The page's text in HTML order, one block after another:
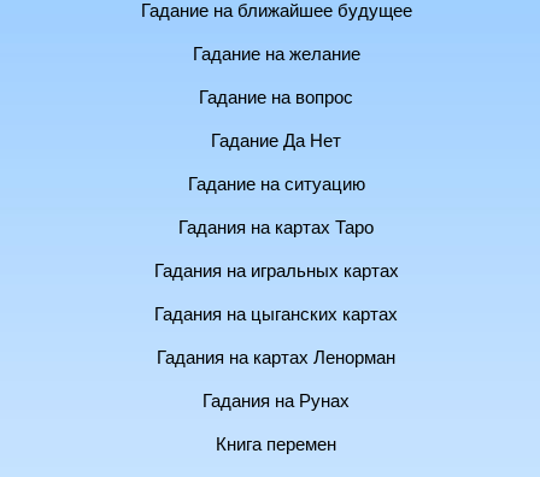
Гадание на ближайшее будущее
Гадание на желание
Гадание на вопрос
Гадание Да Нет
Гадание на ситуацию
Гадания на картах Таро
Гадания на игральных картах
Гадания на цыганских картах
Гадания на картах Ленорман
Гадания на Рунах
Книга перемен